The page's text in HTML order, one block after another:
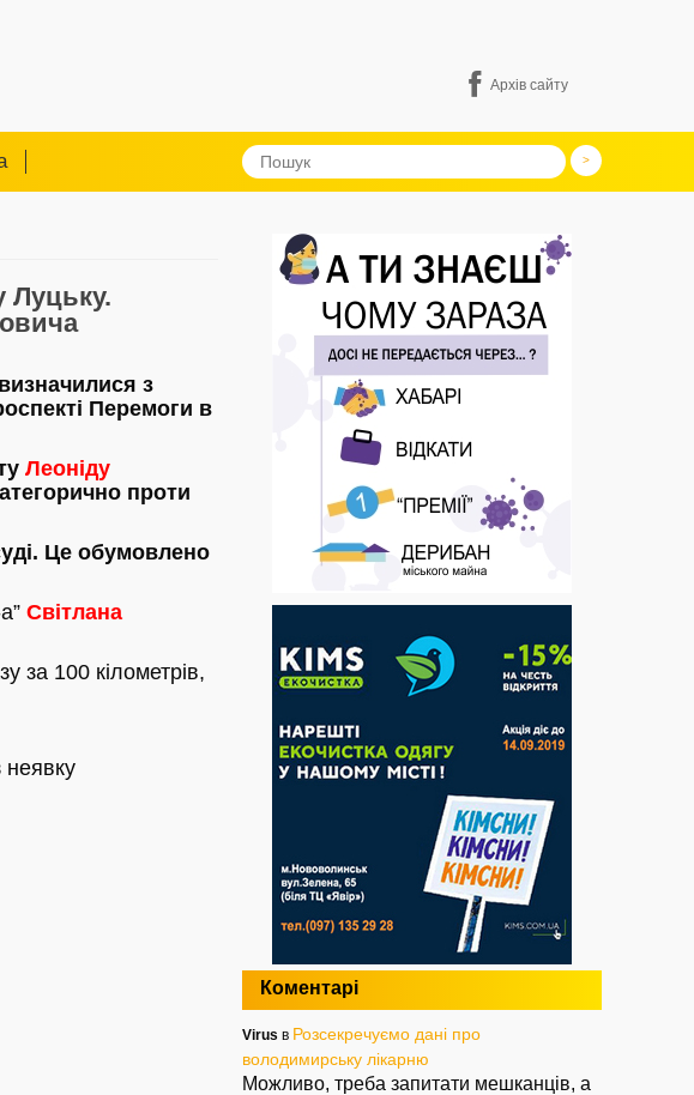
Архів сайту
Луцьку.
з
Перемоги в
Леоніду
проти
Це обумовлено
Світлана
за 100 кілометрів,
неявку
Коментарі
Virus в Розсекречуємо дані про
володимирську лікарню
Можливо, треба запитати мешканців, а